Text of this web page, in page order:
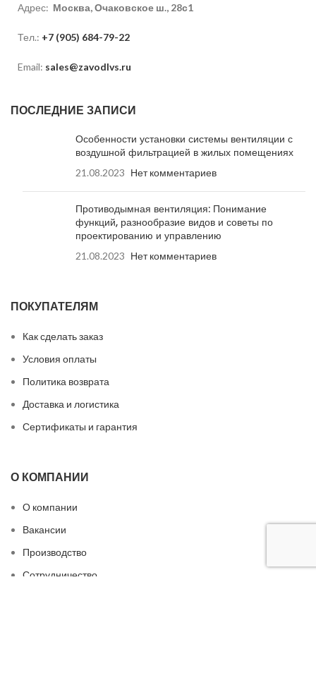
Адрес: Москва, Очаковское ш., 28с1
Тел.: +7 (905) 684-79-22
Email: sales@zavodlvs.ru
ПОСЛЕДНИЕ ЗАПИСИ
Особенности установки системы вентиляции с
воздушной фильтрацией в жилых помещениях
21.08.2023 Нет комментариев
Противодымная вентиляция: Понимание
функций, разнообразие видов и советы по
проектированию и управлению
21.08.2023 Нет комментариев
ПОКУПАТЕЛЯМ
Как сделать заказ
Условия оплаты
Политика возврата
Доставка и логистика
Сертификаты и гарантия
О КОМПАНИИ
О компании
Вакансии
Производство
Сотрудничество